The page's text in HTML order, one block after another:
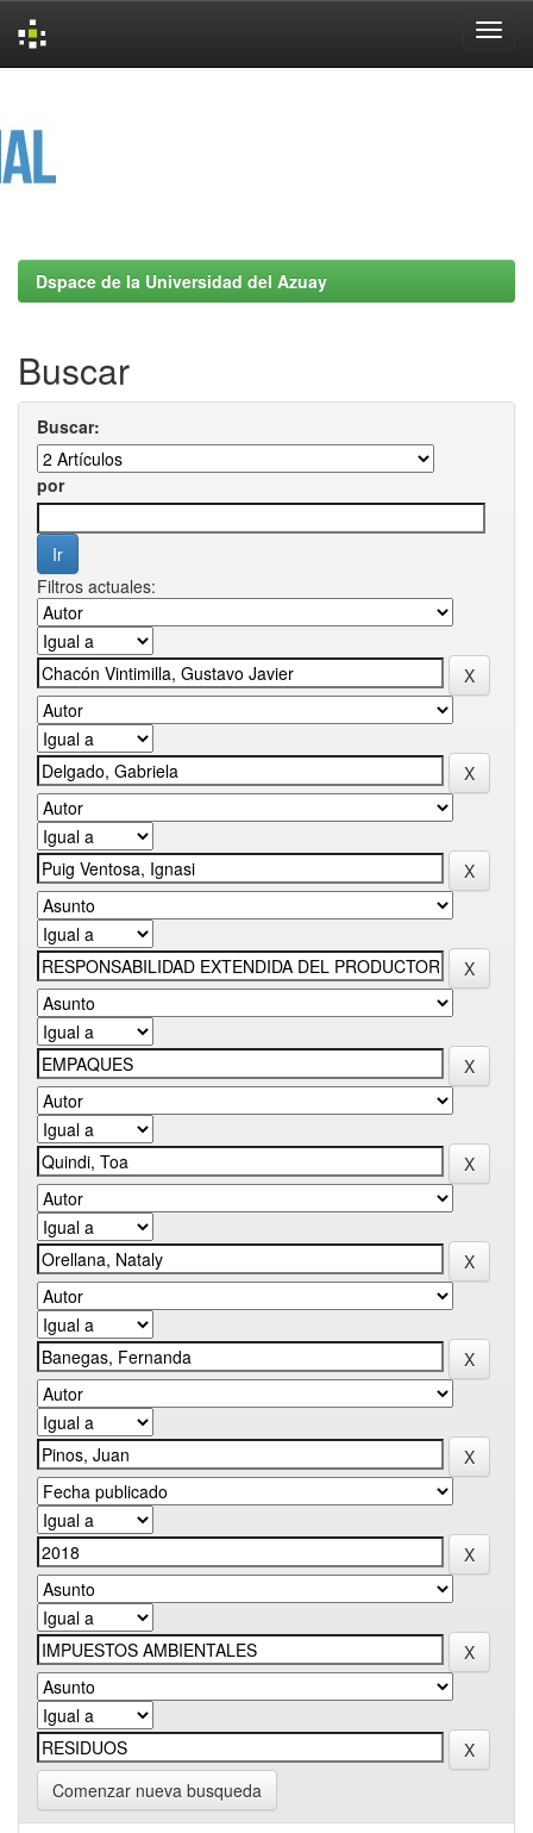
Dspace de la Universidad del Azuay
Buscar
Buscar:
por
Filtros actuales:
Comenzar nueva busqueda